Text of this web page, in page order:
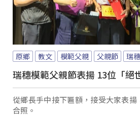
原鄉 教文 模範父親 父親節 瑞穗
瑞穗模範父親節表揚 13位「絕
從鄉長手中接下匾額，接受大家表
合照。